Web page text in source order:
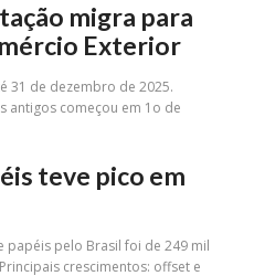
migra para
Exterior
31 de dezembro de 2025.
antigos começou em 1o de
teve pico em
papéis pelo Brasil foi de 249 mil
crescimentos: offset e